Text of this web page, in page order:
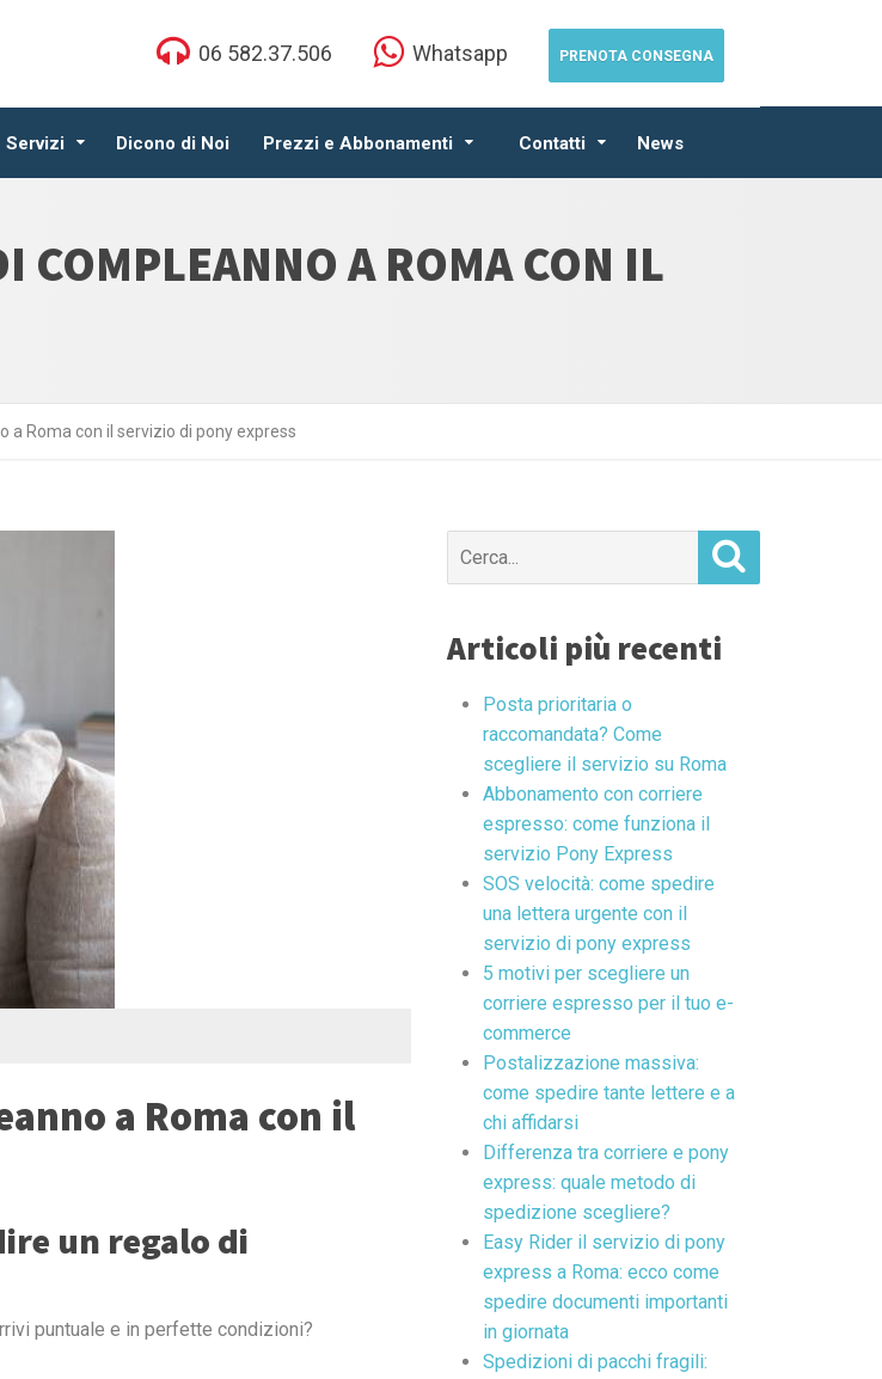
Servizi Dicono di Noi Prezzi e Abbonamenti Contatti News
06 582.37.506 Whatsapp PRENOTA CONSEGNA
COMPLEANNO A ROMA CON IL
a Roma con il servizio di pony express
a Roma con il
un regalo di
puntuale e in perfette condizioni?
Search
Articoli più recenti
Posta prioritaria o
raccomandata? Come
scegliere il servizio su Roma
Abbonamento con corriere
espresso: come funziona il
servizio Pony Express
SOS velocità: come spedire
una lettera urgente con il
servizio di pony express
5 motivi per scegliere un
corriere espresso per il tuo e-
commerce
Postalizzazione massiva:
come spedire tante lettere e a
chi affidarsi
Differenza tra corriere e pony
express: quale metodo di
spedizione scegliere?
Easy Rider il servizio di pony
express a Roma: ecco come
spedire documenti importanti
in giornata
Spedizioni di pacchi fragili: